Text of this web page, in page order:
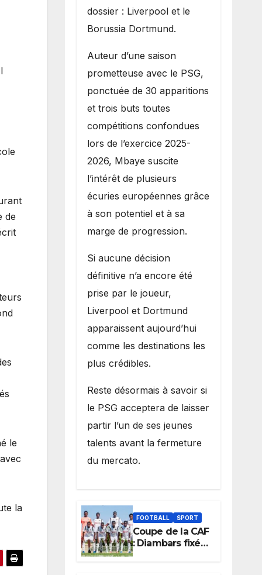
de
le
la
dossier : Liverpool et le
Borussia Dortmund.
Auteur d’une saison
prometteuse avec le PSG,
ponctuée de 30 apparitions
et trois buts toutes
compétitions confondues
lors de l’exercice 2025-
2026, Mbaye suscite
l’intérêt de plusieurs
écuries européennes grâce
à son potentiel et à sa
marge de progression.
Si aucune décision
définitive n’a encore été
prise par le joueur,
Liverpool et Dortmund
apparaissent aujourd’hui
comme les destinations les
plus crédibles.
Reste désormais à savoir si
le PSG acceptera de laisser
partir l’un de ses jeunes
talents avant la fermeture
du mercato.
FOOTBALL SPORT
Coupe de la CAF
: Diambars fixé
sur son destin